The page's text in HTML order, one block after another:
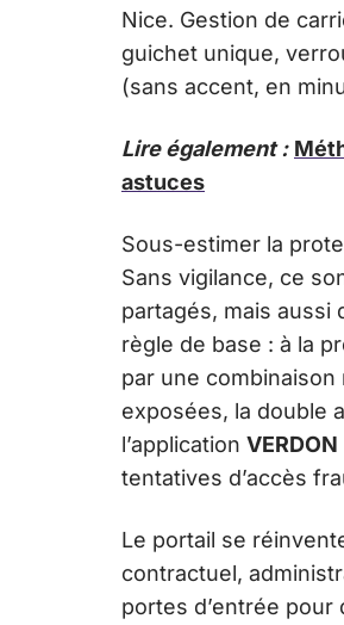
Nice. Gestion de
guichet unique,
(sans accent, en
Lire également :
astuces
Sous-estimer la
Sans vigilance, ce
partagés, mais aussi
règle de base : à la
par une
exposées, la double
l’application VERDON
tentatives d’accès
Le portail se
contractuel,
portes d’entrée pour